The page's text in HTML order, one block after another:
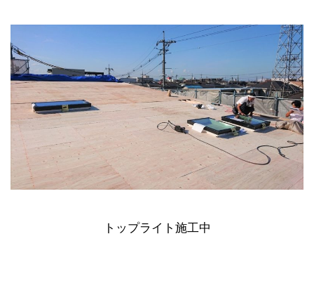
トップライト施工中